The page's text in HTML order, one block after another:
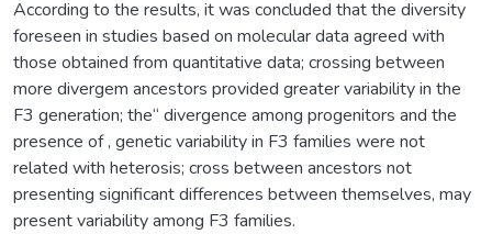
According to the results, it was concluded that the diversity
foreseen in studies based on molecular data agreed with
those obtained from quantitative data; crossing between
more divergem ancestors provided greater variability in the
F3 generation; the“ divergence among progenitors and the
presence of , genetic variability in F3 families were not
related with heterosis; cross between ancestors not
presenting significant differences between themselves, may
present variability among F3 families.